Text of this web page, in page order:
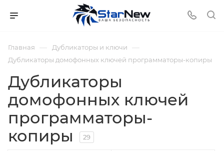
Главная — Дубликаторы и ключи —
Дубликаторы домофонных ключей программаторы-копиры
Дубликаторы
домофонных ключей
программаторы-
копиры
29